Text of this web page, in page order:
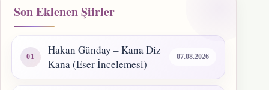
Son Eklenen Şiirler
Hakan Günday – Kana Diz
Kana (Eser İncelemesi)
07.08.2026